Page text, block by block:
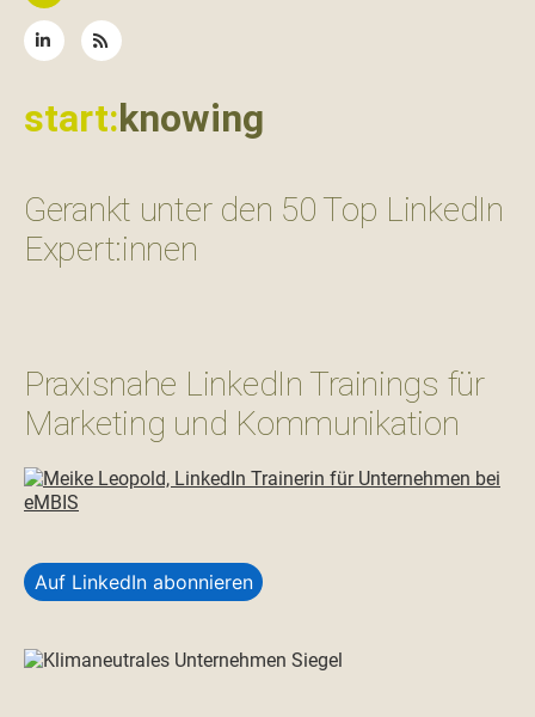
start:knowing
Gerankt unter den 50 Top LinkedIn
Expert:innen
Praxisnahe LinkedIn Trainings für
Marketing und Kommunikation
Auf LinkedIn abonnieren